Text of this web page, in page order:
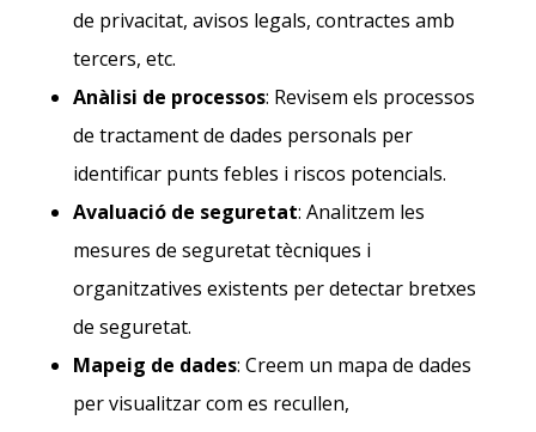
de privacitat, avisos legals, contractes amb
tercers, etc.
Anàlisi de processos: Revisem els processos
de tractament de dades personals per
identificar punts febles i riscos potencials.
Avaluació de seguretat: Analitzem les
mesures de seguretat tècniques i
organitzatives existents per detectar bretxes
de seguretat.
Mapeig de dades: Creem un mapa de dades
per visualitzar com es recullen,